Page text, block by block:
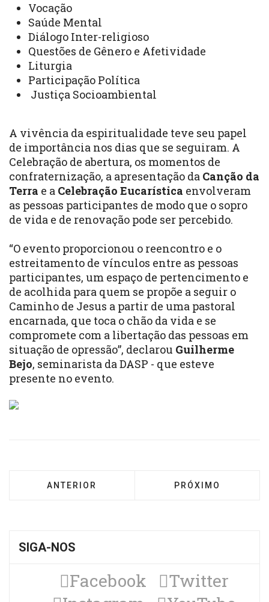
Vocação
Saúde Mental
Diálogo Inter-religioso
Questões de Gênero e Afetividade
Liturgia
Participação Política
Justiça Socioambiental
A vivência da espiritualidade teve seu papel
de importância nos dias que se seguiram. A
Celebração de abertura, os momentos de
confraternização, a apresentação da Canção da
Terra e a Celebração Eucarística envolveram
as pessoas participantes de modo que o sopro
de vida e de renovação pode ser percebido.
“O evento proporcionou o reencontro e o
estreitamento de vínculos entre as pessoas
participantes, um espaço de pertencimento e
de acolhida para quem se propõe a seguir o
Caminho de Jesus a partir de uma pastoral
encarnada, que toca o chão da vida e se
compromete com a libertação das pessoas em
situação de opressão”, declarou Guilherme
Bejo, seminarista da DASP - que esteve
presente no evento.
ARTIGO ANTERIOR: ENCONTRO DA
ANTERIOR PRÓXIMO ARTIGO:
PRÓXIMO
SIGA-NOS
Facebook
Twitter